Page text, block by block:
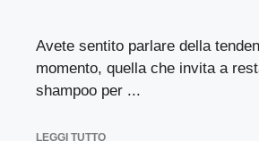
Avete sentito parlare della
momento, quella che invita a
shampoo per ...
LEGGI TUTTO